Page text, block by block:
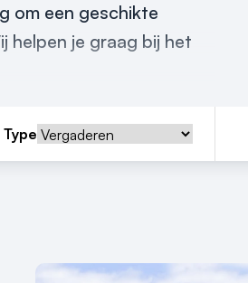
om een geschikte
helpen je graag bij het
Type